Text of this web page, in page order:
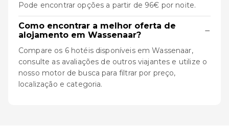
Pode encontrar opções a partir de 96€ por noite.
Como encontrar a melhor oferta de
alojamento em Wassenaar?
−
Compare os 6 hotéis disponíveis em Wassenaar,
consulte as avaliações de outros viajantes e utilize o
nosso motor de busca para filtrar por preço,
localização e categoria.